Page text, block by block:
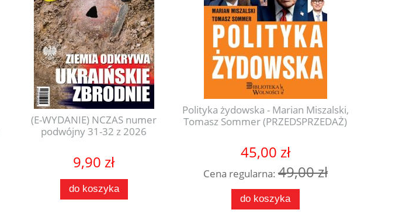
(E-WYDANIE) NCZAS numer
podwójny 31-32 z 2026
9,90 zł
do koszyka
Polityka żydowska - Marian Miszalski,
Tomasz Sommer (PRZEDSPRZEDAŻ)
45,00 zł
Cena regularna:49,00 zł
do koszyka